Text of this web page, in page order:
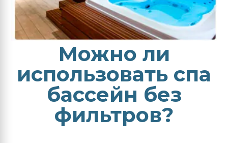
Можно ли
использовать спа
бассейн без
фильтров?